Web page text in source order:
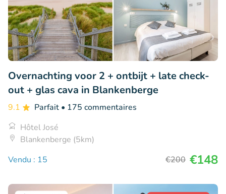
Overnachting voor 2 + ontbijt + late check-
out + glas cava in Blankenberge
9.1 Parfait • 175 commentaires
Hôtel José
Blankenberge (5km)
Vendu : 15
€200 €148